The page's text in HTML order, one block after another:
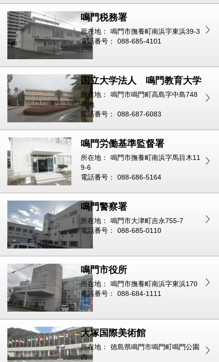
鳴門税務署
所在地：
鳴門市撫養町南浜字東浜39-3
電話番号：
088-685-4101
国立大学法人 鳴門教育大学
所在地：
鳴門市鳴門町高島字中島748
番地
電話番号：
088-687-6083
鳴門労働基準監督署
所在地：
鳴門市撫養町南浜字馬目木11
9-6
電話番号：
088-686-5164
鳴門警察署
所在地：
鳴門市大津町吉永755-7
電話番号：
088-685-0110
鳴門市役所
所在地：
鳴門市撫養町南浜字東浜170
電話番号：
088-684-1111
大塚国際美術館
所在地：
徳島県鳴門市鳴門町鳴門公園
内